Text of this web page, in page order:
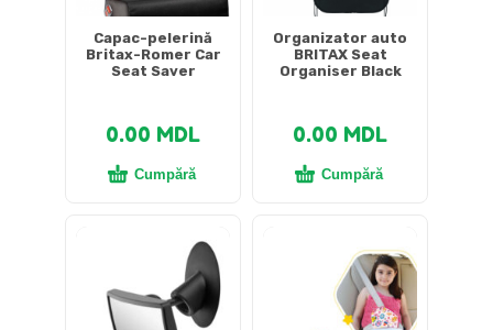
Capac-pelerină
Britax-Romer Car
Seat Saver
0.00 MDL
Cumpără
Organizator auto
BRITAX Seat
Organiser Black
0.00 MDL
Cumpără